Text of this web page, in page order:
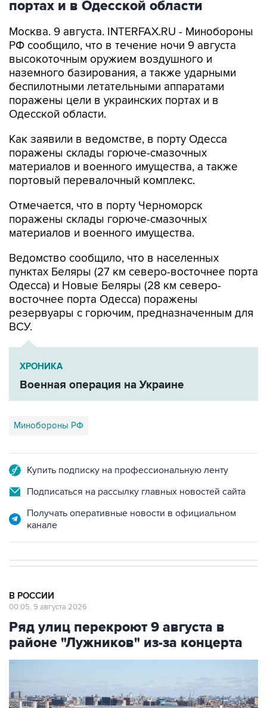
портах и в Одесской области
Москва. 9 августа. INTERFAX.RU - Минобороны
РФ сообщило, что в течение ночи 9 августа
высокоточным оружием воздушного и
наземного базирования, а также ударными
беспилотными летательными аппаратами
поражены цели в украинских портах и в
Одесской области.
Как заявили в ведомстве, в порту Одесса
поражены склады горюче-смазочных
материалов и военного имущества, а также
портовый перевалочный комплекс.
Отмечается, что в порту Черноморск
поражены склады горюче-смазочных
материалов и военного имущества.
Ведомство сообщило, что в населенных
пунктах Беляры (27 км северо-восточнее порта
Одесса) и Новые Беляры (28 км северо-
восточнее порта Одесса) поражены
резервуары с горючим, предназначенным для
ВСУ.
ХРОНИКА
Военная операция на Украине
Минобороны РФ
Купить подписку на профессиональную ленту
Подписаться на рассылку главных новостей сайта
Получать оперативные новости в официальном
канале
В РОССИИ
00:05, 9 августа 2026
Ряд улиц перекроют 9 августа в
районе "Лужников" из-за концерта